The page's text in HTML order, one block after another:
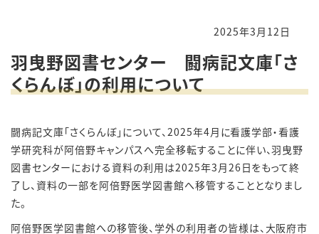
2025年3月12日
羽曳野図書センター 闘病記文庫「さ
くらんぼ」の利用について
闘病記文庫「さくらんぼ」について、2025年4月に看護学部・看護
学研究科が阿倍野キャンパスへ完全移転することに伴い、羽曳野
図書センターにおける資料の利用は2025年3月26日をもって終
了し、資料の一部を阿倍野医学図書館へ移管することとなりまし
た。
阿倍野医学図書館への移管後、学外の利用者の皆様は、大阪府市